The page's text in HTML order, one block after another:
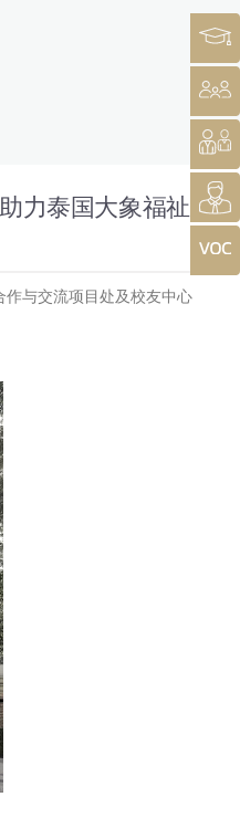
力泰国大象福祉
作与交流项目处及校友中心